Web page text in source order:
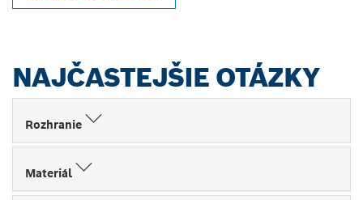
NAJČASTEJŠIE OTÁZKY
Rozhranie
Materiál